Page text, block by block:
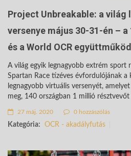
Project Unbreakable: a
versenye május 30-31-én – a
és a World OCR
A világ egyik legnagyobb extrém sport
Spartan Race tízéves évfordulójának a
legnagyobb virtuális versenyét,
meg, 140 országban 1 millió résztvevőt
27 máj. 2020 0 hozzászólás
Kategória: OCR - akadályfutás